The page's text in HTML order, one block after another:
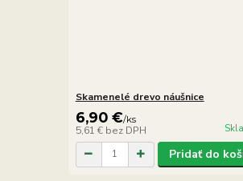
Skamenelé drevo náušnice
6,90 €/ks
5,61 € bez DPH
Pridať do